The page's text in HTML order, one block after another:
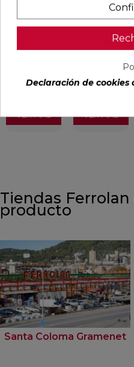
Ref:
STN
PVP
VER MÁS
RECTIFICADO
Ref:
Colorker
PVP
/m²
VER MÁS
Tiendas
producto
Santa Coloma Gramenet
Declaración de